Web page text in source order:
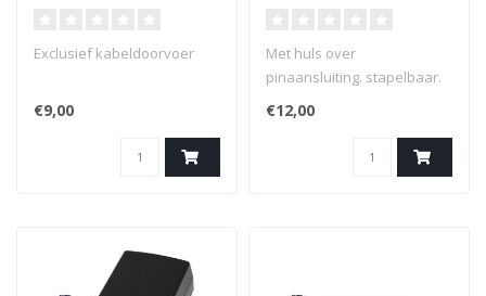
Exclusief kabeldoorvoer
€9,00
Met huls over
pinaansluiting. stapelbaar.
bananenstekker 4mm. voor
oa laders.
€12,00